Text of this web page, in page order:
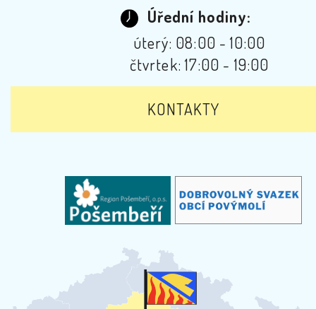
Úřední hodiny:
úterý: 08:00 - 10:00
čtvrtek: 17:00 - 19:00
KONTAKTY